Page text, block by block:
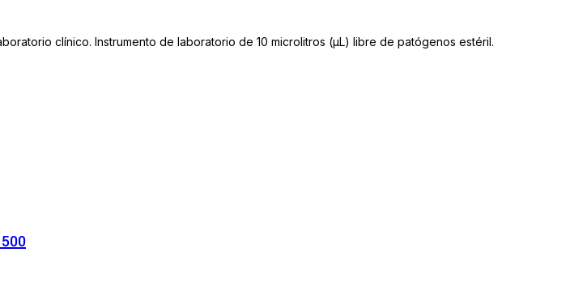
clínico. Instrumento de laboratorio de 10 microlitros (μL) libre de patógenos estéril.